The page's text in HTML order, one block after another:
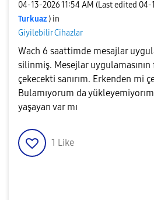
‎04-13-202611:54 AM (Last edited ‎04-
Turkuaz ) in
Giyilebilir Cihazlar
Wach 6 saattimde mesajlar
silinmiş. Mesejlar
çekecekti sanırım. Erkenden mi
Bulamıyorum da
yaşayan var mı
1 Like